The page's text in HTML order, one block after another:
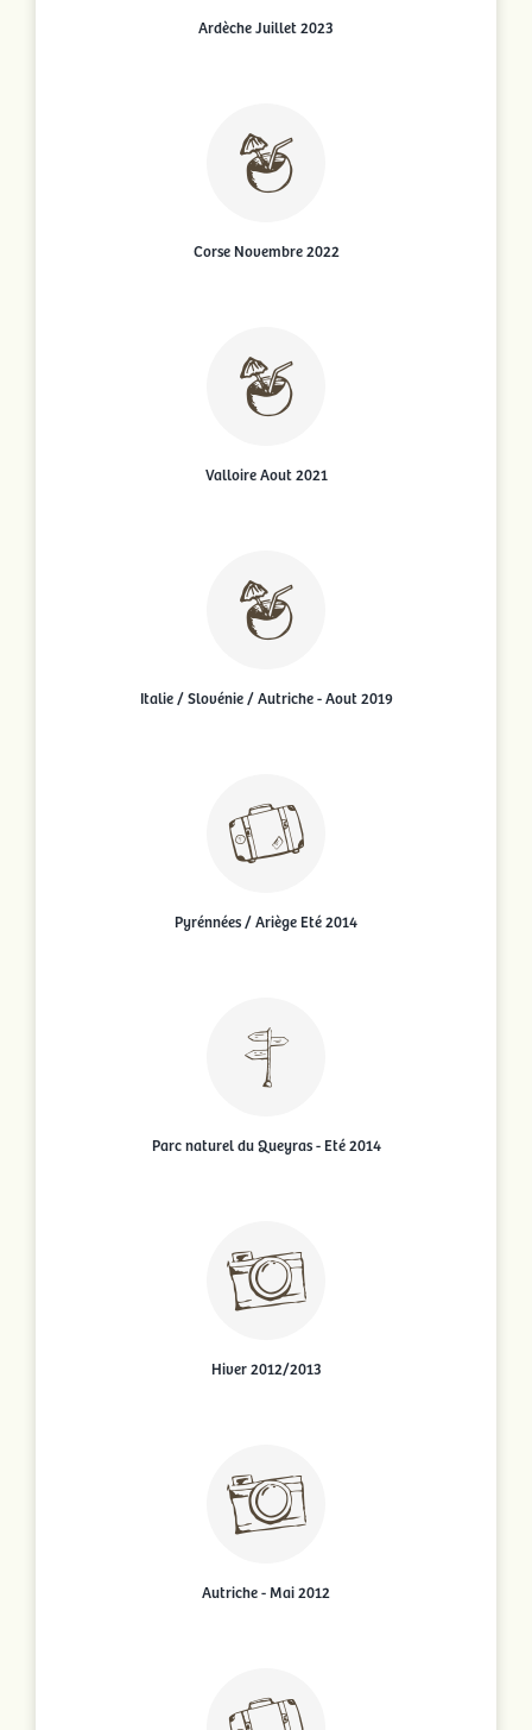
Ardèche Juillet 2023
Corse Novembre 2022
Valloire Aout 2021
Italie / Slovénie / Autriche - Aout 2019
Pyrénnées / Ariège Eté 2014
Parc naturel du Queyras - Eté 2014
Hiver 2012/2013
Autriche - Mai 2012